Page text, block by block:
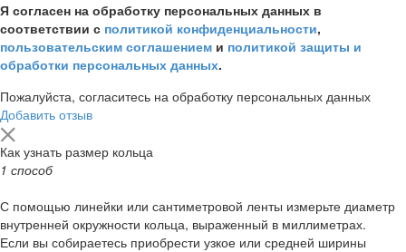
Я согласен на обработку персональных данных в
соответствии с политикой конфиденциальности,
пользовательским соглашением и политикой защиты и
обработки персональных данных.
Пожалуйста, согласитесь на обработку персональных данных
Добавить отзыв
Как узнать размер кольца
1 способ
С помощью линейки или сантиметровой ленты измерьте диаметр
внутренней окружности кольца, выраженный в миллиметрах.
Если вы собираетесь приобрести узкое или средней ширины